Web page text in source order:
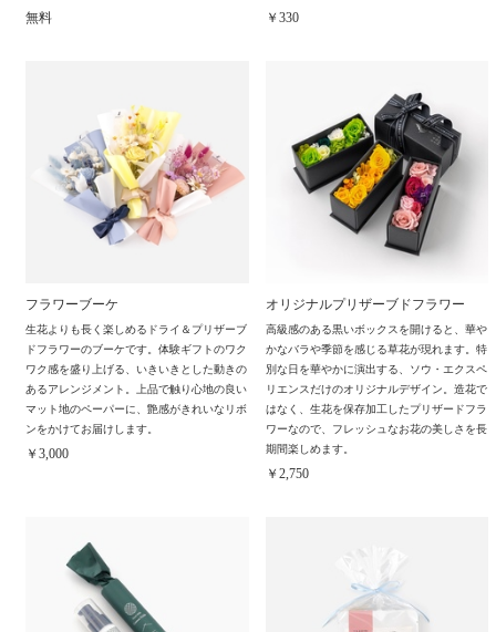
無料 ￥330
フラワーブーケ
生花よりも長く楽しめるドライ＆プリザーブ
ドフラワーのブーケです。体験ギフトのワク
ワク感を盛り上げる、いきいきとした動きの
あるアレンジメント。上品で触り心地の良い
マット地のペーパーに、艶感がきれいなリボ
ンをかけてお届けします。
￥3,000
オリジナルプリザーブドフラワー
高級感のある黒いボックスを開けると、華や
かなバラや季節を感じる草花が現れます。特
別な日を華やかに演出する、ソウ・エクスペ
リエンスだけのオリジナルデザイン。造花で
はなく、生花を保存加工したプリザードフラ
ワーなので、フレッシュなお花の美しさを長
期間楽しめます。
￥2,750